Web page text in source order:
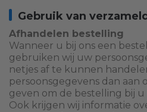
Gebruik van
Afhandelen bestelling
Wanneer u bij ons een
gebruiken wij uw
netjes af te kunnen
persoonsgegevens dan aan
geven om de bestelling bij
Ook krijgen wij informatie